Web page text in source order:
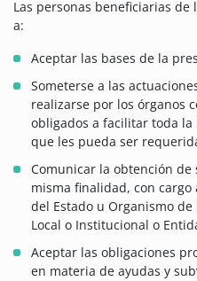
Las personas beneficiarias
a:
Aceptar las bases de la
Someterse a las
realizarse por los órganos
obligados a facilitar toda
que les pueda ser
Comunicar la obtención de
misma finalidad, con cargo
del Estado u Organismo
Local o Institucional o
Aceptar las obligaciones
en materia de ayudas y